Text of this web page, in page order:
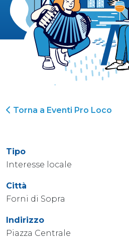
Torna a Eventi Pro Loco
Tipo
Interesse locale
Città
Forni di Sopra
Indirizzo
Piazza Centrale